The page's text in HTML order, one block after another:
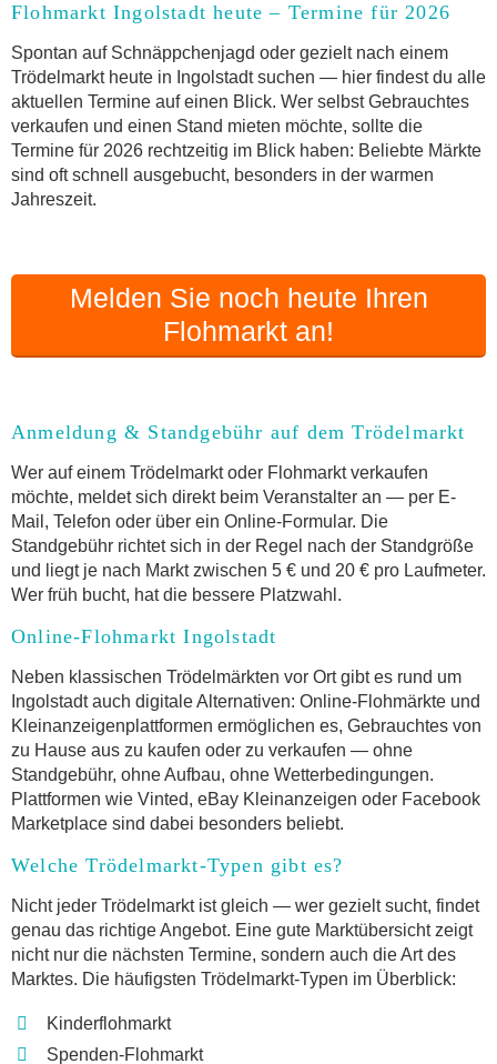
Anmeldung & Standgebühr auf dem Trödelmarkt
Online-Flohmarkt Ingolstadt
Welche Trödelmarkt-Typen gibt es?
Aktuelle Flohmarkt-Termine für Ingolstadt und
Umgebung
Kleinanzeigen Ingolstadt als Alternative zum
Trödelmarkt
Flohmarkt-Termin melden
Flohmarkt Ingolstadt heute – Termine für 2026
Spontan auf Schnäppchenjagd oder gezielt nach einem
Trödelmarkt heute in Ingolstadt suchen — hier findest du alle
aktuellen Termine auf einen Blick. Wer selbst Gebrauchtes
verkaufen und einen Stand mieten möchte, sollte die
Termine für 2026 rechtzeitig im Blick haben: Beliebte Märkte
sind oft schnell ausgebucht, besonders in der warmen
Jahreszeit.
Melden Sie noch heute Ihren
Flohmarkt an!
Anmeldung & Standgebühr auf dem Trödelmarkt
Wer auf einem Trödelmarkt oder Flohmarkt verkaufen
möchte, meldet sich direkt beim Veranstalter an — per E-
Mail, Telefon oder über ein Online-Formular. Die
Standgebühr richtet sich in der Regel nach der Standgröße
und liegt je nach Markt zwischen 5 € und 20 € pro Laufmeter.
Wer früh bucht, hat die bessere Platzwahl.
Online-Flohmarkt Ingolstadt
Neben klassischen Trödelmärkten vor Ort gibt es rund um
Ingolstadt auch digitale Alternativen: Online-Flohmärkte und
Kleinanzeigenplattformen ermöglichen es, Gebrauchtes von
zu Hause aus zu kaufen oder zu verkaufen — ohne
Standgebühr, ohne Aufbau, ohne Wetterbedingungen.
Plattformen wie Vinted, eBay Kleinanzeigen oder Facebook
Marketplace sind dabei besonders beliebt.
Welche Trödelmarkt-Typen gibt es?
Nicht jeder Trödelmarkt ist gleich — wer gezielt sucht, findet
genau das richtige Angebot. Eine gute Marktübersicht zeigt
nicht nur die nächsten Termine, sondern auch die Art des
Marktes. Die häufigsten Trödelmarkt-Typen im Überblick:
Kinderflohmarkt
Spenden-Flohmarkt